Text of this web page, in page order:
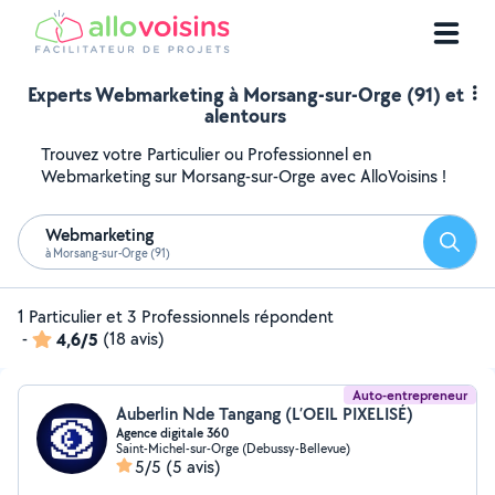
Experts Webmarketing à Morsang-sur-Orge (91) et
alentours
Trouvez votre Particulier ou Professionnel en
Webmarketing sur Morsang-sur-Orge avec AlloVoisins !
Webmarketing
à Morsang-sur-Orge (91)
1 Particulier et 3 Professionnels répondent
-
4,6/5 (18 avis)
Auto-entrepreneur
Auberlin Nde Tangang (L’OEIL PIXELISÉ)
Agence digitale 360
Saint-Michel-sur-Orge (Debussy-Bellevue)
5/5 (5 avis)